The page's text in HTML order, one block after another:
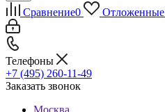
Сравнение0 Отложенные
Телефоны
+7 (495) 260-11-49
Заказать звонок
Москва